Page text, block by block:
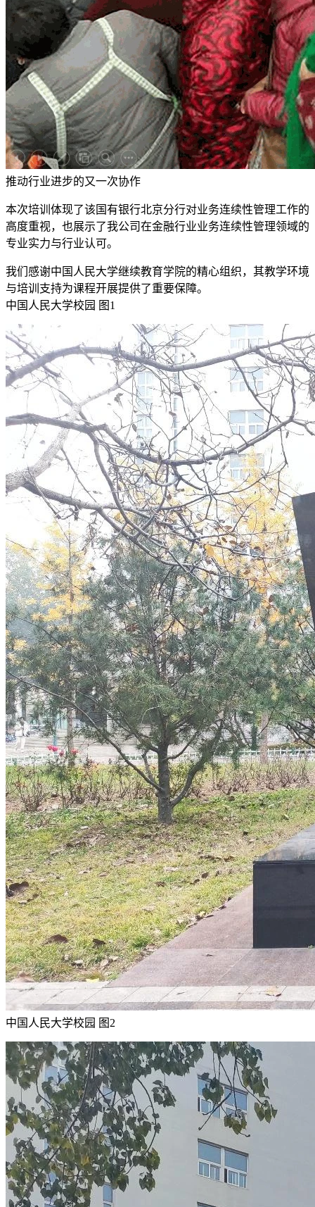
推动行业进步的又一次协作
本次培训体现了该国有银行北京分行对业务连续性管理工作的
高度重视，也展示了我公司在金融行业业务连续性管理领域的
专业实力与行业认可。
我们感谢中国人民大学继续教育学院的精心组织，其教学环境
与培训支持为课程开展提供了重要保障。
中国人民大学校园 图1
中国人民大学校园 图2